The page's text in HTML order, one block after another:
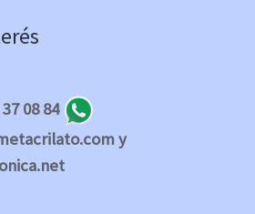
08 84
y